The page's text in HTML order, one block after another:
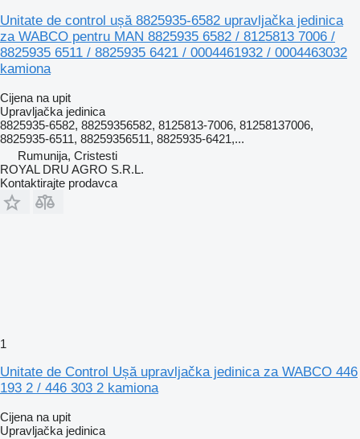
Unitate de control ușă 8825935-6582 upravljačka jedinica
za WABCO pentru MAN 8825935 6582 / 8125813 7006 /
8825935 6511 / 8825935 6421 / 0004461932 / 0004463032
kamiona
Cijena na upit
Upravljačka jedinica
8825935-6582, 88259356582, 8125813-7006, 81258137006,
8825935-6511, 88259356511, 8825935-6421,...
Rumunija, Cristesti
ROYAL DRU AGRO S.R.L.
Kontaktirajte prodavca
1
Unitate de Control Ușă upravljačka jedinica za WABCO 446
193 2 / 446 303 2 kamiona
Cijena na upit
Upravljačka jedinica